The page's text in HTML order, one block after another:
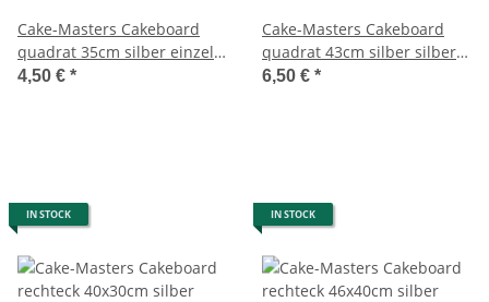
Cake-Masters Cakeboard
quadrat 35cm silber einzeln
in Folie
4,50 € *
Cake-Masters Cakeboard
quadrat 43cm silber silber
einzeln in Folie
6,50 € *
IN STOCK IN STOCK